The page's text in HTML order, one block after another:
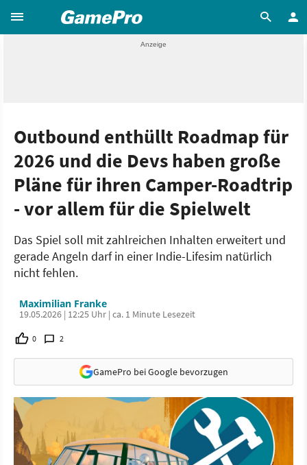
Outbound enthüllt Roadmap für
2026 und die Devs haben große
Pläne für ihren Camper-Roadtrip
- vor allem für die Spielwelt
Das Spiel soll mit zahlreichen Inhalten erweitert und
gerade Angeln darf in einer Indie-Lifesim natürlich
nicht fehlen.
Maximilian Franke
19.05.2026 | 12:25 Uhr | ca. 1 Minute Lesezeit
0 2
GamePro bei Google bevorzugen